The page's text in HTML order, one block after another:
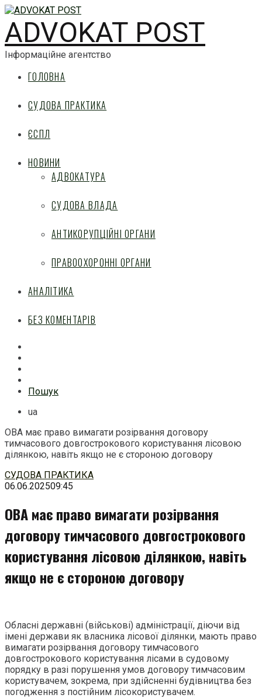
ADVOKAT POST
Інформаційне агентство
ГОЛОВНА
СУДОВА ПРАКТИКА
ЄСПЛ
НОВИНИ
АДВОКАТУРА
СУДОВА ВЛАДА
АНТИКОРУПЦІЙНІ ОРГАНИ
ПРАВООХОРОННІ ОРГАНИ
АНАЛІТИКА
БЕЗ КОМЕНТАРІВ
Пошук
ua
ОВА має право вимагати розірвання договору
тимчасового довгострокового користування лісовою
ділянкою, навіть якщо не є стороною договору
Перейти
до
СУДОВА ПРАКТИКА
06.06.202509:45
ОВА має право вимагати розірвання
договору тимчасового довгострокового
користування лісовою ділянкою, навіть
якщо не є стороною договору
Обласні державні (військові) адміністрації, діючи від
імені держави як власника лісової ділянки, мають право
вимагати розірвання договору тимчасового
довгострокового користування лісами в судовому
порядку в разі порушення умов договору тимчасовим
користувачем, зокрема, при здійсненні будівництва без
погодження з постійним лісокористувачем.